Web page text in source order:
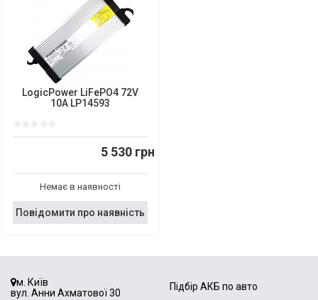
LogicPower LiFePO4 72V
10A LP14593
5 530 грн
Немає в наявності
Повідомити про наявність
м. Київ
вул. Анни Ахматової 30
Підбір АКБ по авто